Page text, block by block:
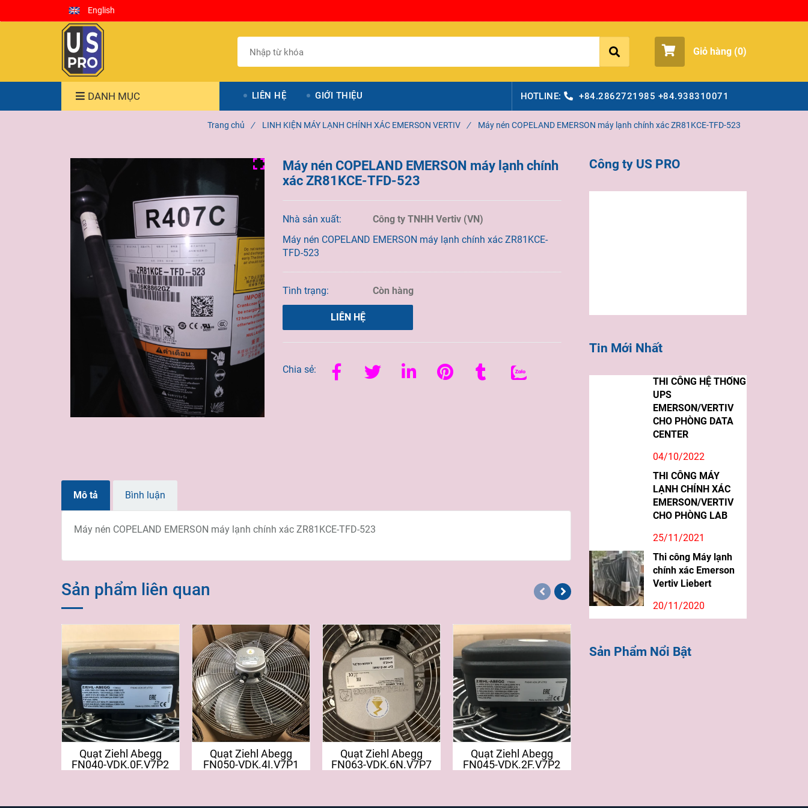
English
Giỏ hàng (0)
DANH MỤC LIÊN HỆ GIỚI THIỆU HOTLINE: +84.2862721985 +84.938310071
Trang chủ / LINH KIỆN MÁY LẠNH CHÍNH XÁC EMERSON VERTIV / Máy nén COPELAND EMERSON máy lạnh chính xác ZR81KCE-TFD-523
Máy nén COPELAND EMERSON máy lạnh chính
xác ZR81KCE-TFD-523
Nhà sản xuất:
Công ty TNHH Vertiv (VN)
Máy nén COPELAND EMERSON máy lạnh chính xác ZR81KCE-
TFD-523
Tình trạng: Còn hàng
LIÊN HỆ
Chia sẻ:
Mô tả Bình luận
Máy nén COPELAND EMERSON máy lạnh chính xác ZR81KCE-TFD-523
Sản phẩm liên quan
Quạt Ziehl Abegg
FN040-VDK.0F.V7P2
Quạt Ziehl Abegg
FN050-VDK.4I.V7P1
Quạt Ziehl Abegg
FN063-VDK.6N.V7P7
Quạt Ziehl Abegg
FN045-VDK.2F.V7P2
Công ty US PRO
Tin Mới Nhất
THI CÔNG HỆ THỐNG
UPS
EMERSON/VERTIV
CHO PHÒNG DATA
CENTER
04/10/2022
THI CÔNG MÁY
LẠNH CHÍNH XÁC
EMERSON/VERTIV
CHO PHÒNG LAB
25/11/2021
Thi công Máy lạnh
chính xác Emerson
Vertiv Liebert
20/11/2020
Sản Phẩm Nổi Bật